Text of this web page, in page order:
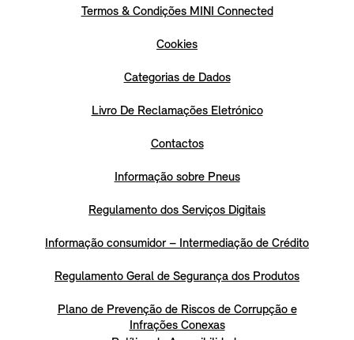
Termos & Condições MINI Connected
Cookies
Categorias de Dados
Livro De Reclamações Eletrónico
Contactos
Informação sobre Pneus
Regulamento dos Serviços Digitais
Informação consumidor – Intermediação de Crédito
Regulamento Geral de Segurança dos Produtos
Plano de Prevenção de Riscos de Corrupção e
Infrações Conexas